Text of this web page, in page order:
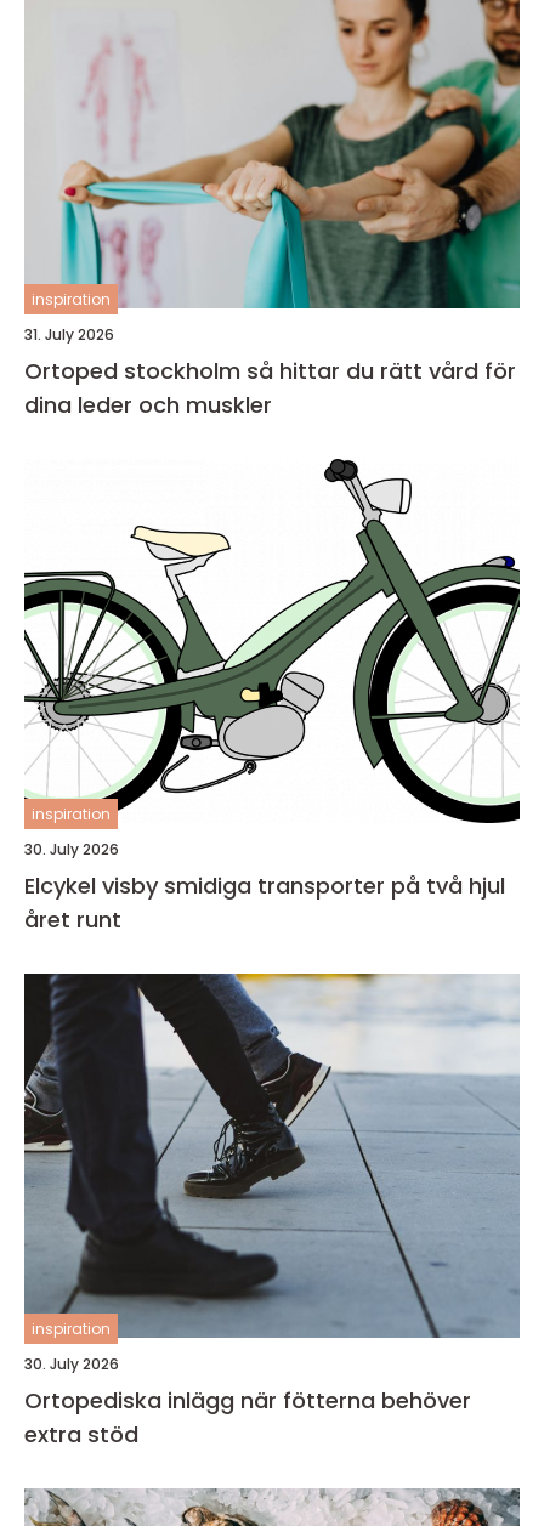
inspiration
31. July 2026
Ortoped stockholm så hittar du rätt vård för
dina leder och muskler
inspiration
30. July 2026
Elcykel visby smidiga transporter på två hjul
året runt
inspiration
30. July 2026
Ortopediska inlägg när fötterna behöver
extra stöd